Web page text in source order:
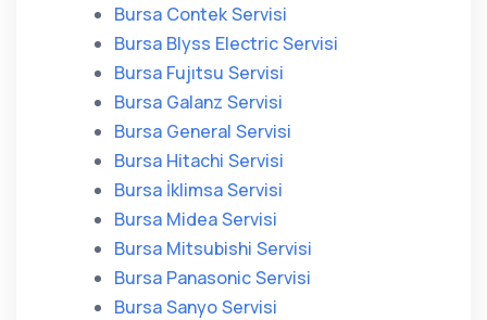
Bursa Contek Servisi
Bursa Blyss Electric Servisi
Bursa Fujıtsu Servisi
Bursa Galanz Servisi
Bursa General Servisi
Bursa Hitachi Servisi
Bursa İklimsa Servisi
Bursa Midea Servisi
Bursa Mitsubishi Servisi
Bursa Panasonic Servisi
Bursa Sanyo Servisi